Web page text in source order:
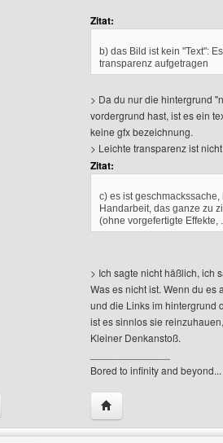
Zitat:
b) das Bild ist kein "Text":
transparenz aufgetragen
> Da du nur die hintergrund
vordergrund hast, ist es ein
keine gfx bezeichnung.
> Leichte transparenz ist
Zitat:
c) es ist
Handarbeit, das ganze zu
(ohne vorgefertigte Effekte,
> Ich sagte nicht häßlich, ich
Was es nicht ist. Wenn du es
und die Links im hintergrund
ist es sinnlos sie
Kleiner Denkanstoß.
Bored to infinity and beyond...
Website dieses